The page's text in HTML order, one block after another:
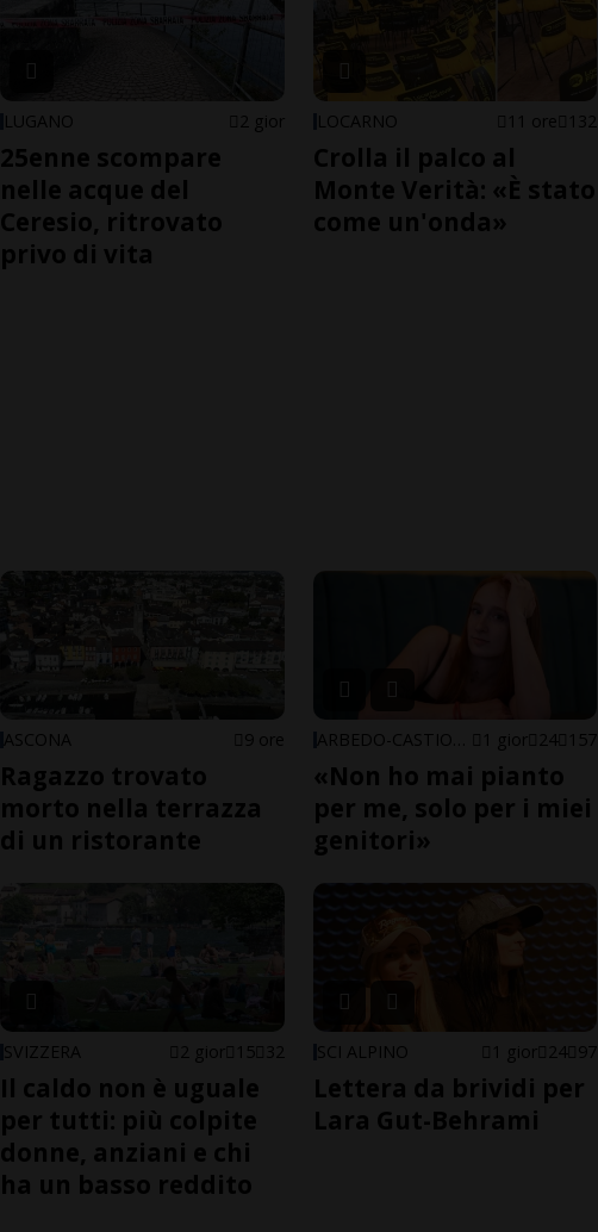
LUGANO 2 gior
25enne scompare
nelle acque del
Ceresio, ritrovato
privo di vita
LOCARNO 11 ore 132
Crolla il palco al
Monte Verità: «È stato
come un'onda»
ASCONA 9 ore
Ragazzo trovato
morto nella terrazza
di un ristorante
1 gior 24 157
«Non ho mai pianto
per me, solo per i miei
genitori»
SVIZZERA 2 gior 15 32
Il caldo non è uguale
per tutti: più colpite
donne, anziani e chi
ha un basso reddito
SCI ALPINO 1 gior 24 97
Lettera da brividi per
Lara Gut-Behrami